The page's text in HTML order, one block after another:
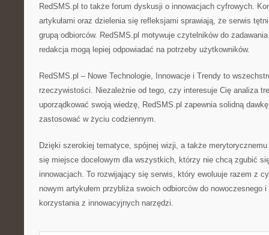
RedSMS.pl to także forum dyskusji o innowacjach cyfrowych.
artykułami oraz dzielenia się refleksjami sprawiają, że serwis
grupą odbiorców. RedSMS.pl motywuje czytelników do
redakcja mogą lepiej odpowiadać na potrzeby użytkowników.
RedSMS.pl – Nowe Technologie, Innowacje i Trendy to
rzeczywistości. Niezależnie od tego, czy interesuje Cię analiza
uporządkować swoją wiedzę, RedSMS.pl zapewnia solidną
zastosować w życiu codziennym.
Dzięki szerokiej tematyce, spójnej wizji, a także
się miejsce docelowym dla wszystkich, którzy nie chcą zgubić
innowacjach. To rozwijający się serwis, który ewoluuje razem z
nowym artykułem przybliża swoich odbiorców do nowoczesnego
korzystania z innowacyjnych narzędzi.